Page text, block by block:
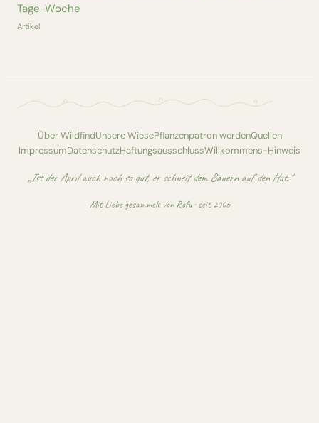
Tage-Woche
Artikel
Über WildfindUnsere WiesePflanzenpatron werdenQuellen
ImpressumDatenschutzHaftungsausschlussWillkommens-Hinweis
„Ist der April auch noch so gut, er schneit dem Bauern auf den Hut."
Mit Liebe gesammelt vonRofu· seit 2006